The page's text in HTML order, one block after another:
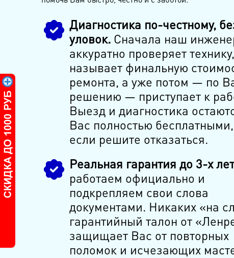
Диагностика по-честному,
уловок.Сначала наш
аккуратно проверяет технику,
называет финальную
ремонта, а уже потом — по
решению — приступает к
Выезд и диагностика
Вас полностью
если решите отказаться.
Реальная гарантия до 3-х
работаем официально и
подкрепляем свои слова
документами. Никаких «на
гарантийный талон от
защищает Вас от повторных
поломок и исчезающих